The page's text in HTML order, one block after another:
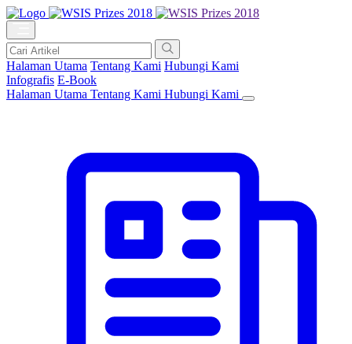
Halaman Utama Tentang Kami Hubungi Kami
Infografis E-Book
Halaman Utama Tentang Kami Hubungi Kami